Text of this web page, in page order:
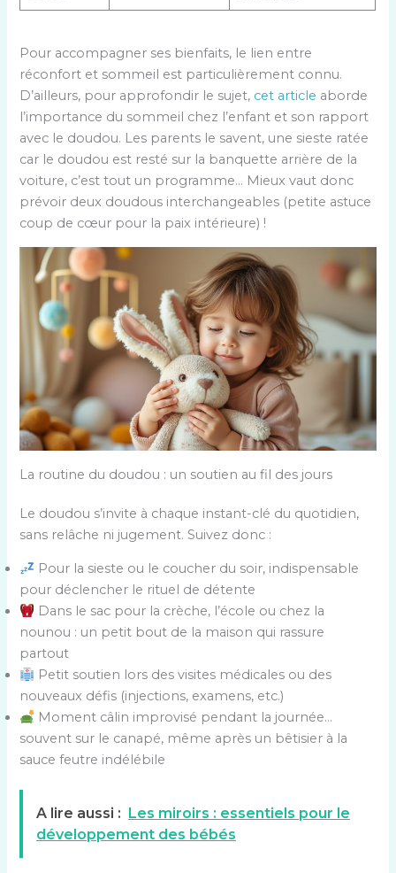
Pour accompagner ses bienfaits, le lien entre
réconfort et sommeil est particulièrement connu.
D’ailleurs, pour approfondir le sujet, cet article aborde
l’importance du sommeil chez l’enfant et son rapport
avec le doudou. Les parents le savent, une sieste ratée
car le doudou est resté sur la banquette arrière de la
voiture, c’est tout un programme… Mieux vaut donc
prévoir deux doudous interchangeables (petite astuce
coup de cœur pour la paix intérieure) !
La routine du doudou : un soutien au fil des jours
Le doudou s’invite à chaque instant-clé du quotidien,
sans relâche ni jugement. Suivez donc :
Pour la sieste ou le coucher du soir, indispensable
pour déclencher le rituel de détente
Dans le sac pour la crèche, l’école ou chez la
nounou : un petit bout de la maison qui rassure
partout
Petit soutien lors des visites médicales ou des
nouveaux défis (injections, examens, etc.)
Moment câlin improvisé pendant la journée…
souvent sur le canapé, même après un bêtisier à la
sauce feutre indélébile
A lire aussi : Les miroirs : essentiels pour le
développement des bébés